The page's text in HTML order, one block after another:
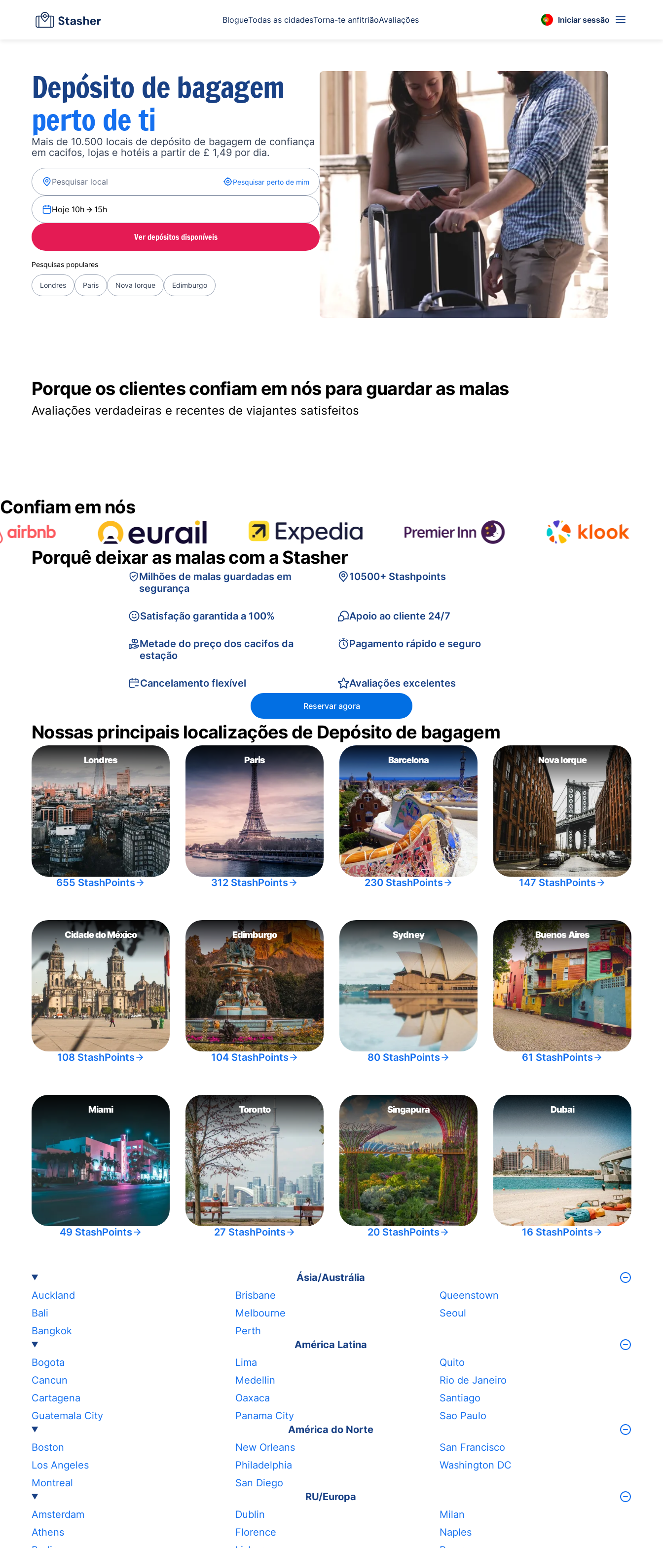
BlogueTodas as cidadesTorna-te anfitriãoAvaliações Iniciar sessão
Depósito de bagagem
perto de ti
Mais de 10.500 locais de depósito de bagagem de confiança
em cacifos, lojas e hotéis a partir de £ 1,49 por dia.
Pesquisar perto de mim
Hoje 10h 15h
Ver depósitos disponíveis
Pesquisas populares
Londres Paris Nova Iorque Edimburgo
Porque os clientes confiam em nós para guardar as malas
Avaliações verdadeiras e recentes de viajantes satisfeitos
Confiam em nós
Porquê deixar as malas com a Stasher
Milhões de malas guardadas em
segurança
Satisfação garantida a 100%
Metade do preço dos cacifos da
estação
Cancelamento flexível
10500+ Stashpoints
Apoio ao cliente 24/7
Pagamento rápido e seguro
Avaliações excelentes
Reservar agora
Nossas principais localizações de Depósito de bagagem
Londres
655 StashPoints
Paris
312 StashPoints
Barcelona
230 StashPoints
Nova Iorque
147 StashPoints
Cidade do México
108 StashPoints
Edimburgo
104 StashPoints
Sydney
80 StashPoints
Buenos Aires
61 StashPoints
Miami
49 StashPoints
Toronto
27 StashPoints
Singapura
20 StashPoints
Dubai
16 StashPoints
Ásia/Austrália
Auckland
Bali
Bangkok
Brisbane
Melbourne
Perth
Queenstown
Seoul
América Latina
Bogota
Cancun
Cartagena
Guatemala City
Lima
Medellin
Oaxaca
Panama City
Quito
Rio de Janeiro
Santiago
Sao Paulo
América do Norte
Boston
Los Angeles
Montreal
New Orleans
Philadelphia
San Diego
San Francisco
Washington DC
RU/Europa
Amsterdam
Athens
Dublin
Florence
Milan
Naples